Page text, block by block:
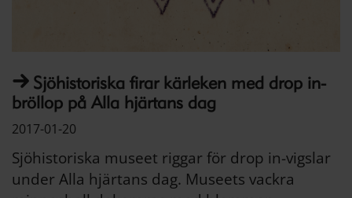
Sjöhistoriska firar kärleken med drop in-
bröllop på Alla hjärtans dag
2017-01-20
Sjöhistoriska museet riggar för drop in-vigslar
under Alla hjärtans dag. Museets vackra